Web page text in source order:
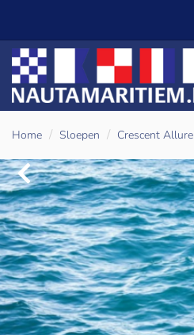
Home Sloepen Crescent Allure